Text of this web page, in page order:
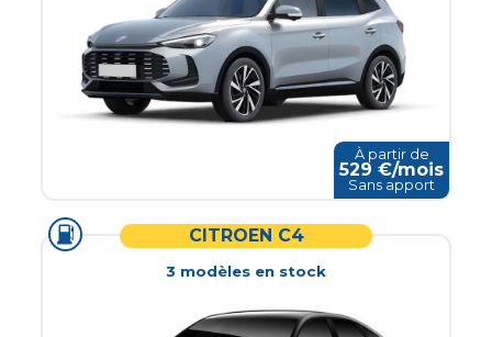
À partir de
529 €/mois
Sans apport
CITROEN C4
3 modèles en stock